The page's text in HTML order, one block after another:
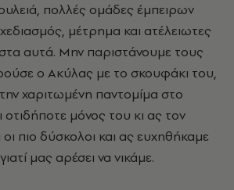
πολλές ομάδες έμπειρων
μέτρημα και ατέλειωτες
αυτά. Μην παριστάνουμε τους
ο Ακύλας με το σκουφάκι του,
χαριτωμένη παντομίμα στο
οτιδήποτε μόνος του κι ας τον
πιο δύσκολοι και ας ευχηθήκαμε
μας αρέσει να νικάμε.